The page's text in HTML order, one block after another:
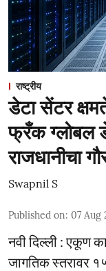
राष्ट्रीय
डेटा सेंटर
फ्रँक ग्लोबल
राजधानीचा
Swapnil S
Published on: 07 Aug
नवी दिल्ली : एकूण
जागतिक स्तरावर